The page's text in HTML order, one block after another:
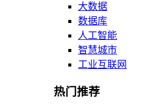
大数据
数据库
人工智能
智慧城市
工业互联网
热门推荐